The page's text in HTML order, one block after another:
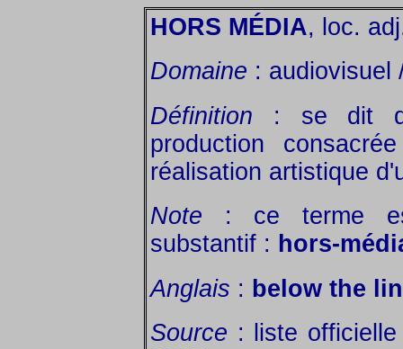
HORS MÉDIA, loc.
Domaine : audiovisuel
Définition : se dit
production
réalisation artistique
Note : ce terme
substantif : hors-
Anglais : below the
Source : liste